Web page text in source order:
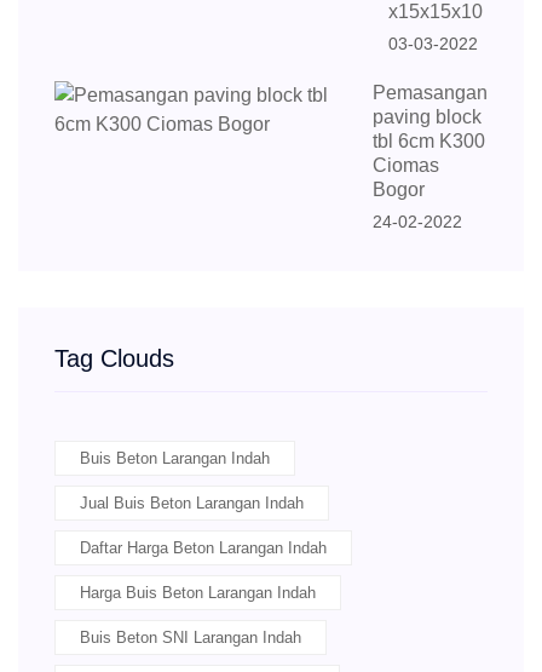
x15x15x10
03-03-2022
Pemasangan
paving block
tbl 6cm K300
Ciomas
Bogor
24-02-2022
Tag Clouds
Buis Beton Larangan Indah
Jual Buis Beton Larangan Indah
Daftar Harga Beton Larangan Indah
Harga Buis Beton Larangan Indah
Buis Beton SNI Larangan Indah